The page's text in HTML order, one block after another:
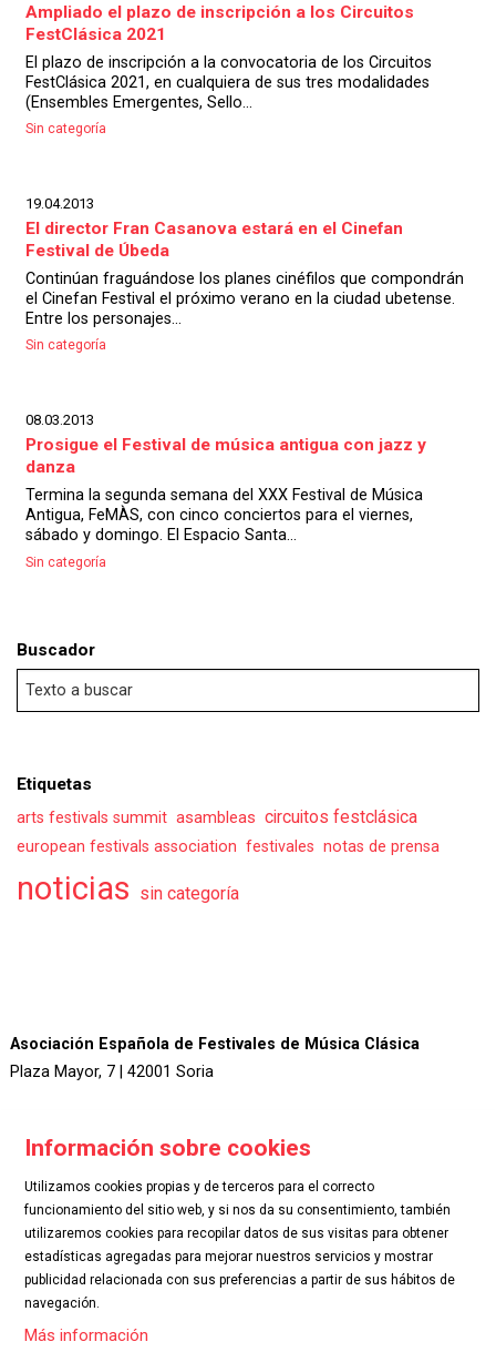
Ampliado el plazo de inscripción a los Circuitos
FestClásica 2021
El plazo de inscripción a la convocatoria de los Circuitos
FestClásica 2021, en cualquiera de sus tres modalidades
(Ensembles Emergentes, Sello...
Sin categoría
19.04.2013
El director Fran Casanova estará en el Cinefan
Festival de Úbeda
Continúan fraguándose los planes cinéfilos que compondrán
el Cinefan Festival el próximo verano en la ciudad ubetense.
Entre los personajes...
Sin categoría
08.03.2013
Prosigue el Festival de música antigua con jazz y
danza
Termina la segunda semana del XXX Festival de Música
Antigua, FeMÀS, con cinco conciertos para el viernes,
sábado y domingo. El Espacio Santa...
Sin categoría
Buscador
Etiquetas
arts festivals summit asambleas circuitos festclásica
european festivals association festivales notas de prensa
noticias sin categoría
Asociación Española de Festivales de Música Clásica
Plaza Mayor, 7 | 42001 Soria
.
Sitemap |
Información sobre cookies
Utilizamos cookies propias y de terceros para el correcto
funcionamiento del sitio web, y si nos da su consentimiento, también
utilizaremos cookies para recopilar datos de sus visitas para obtener
estadísticas agregadas para mejorar nuestros servicios y mostrar
publicidad relacionada con sus preferencias a partir de sus hábitos de
navegación.
Más información